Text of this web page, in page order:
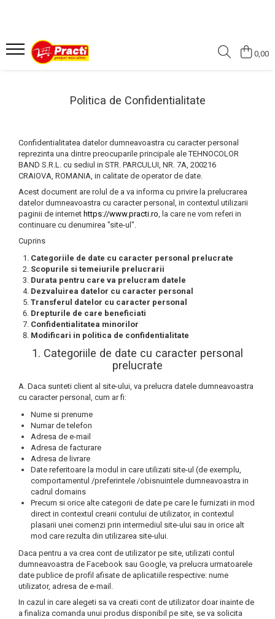
Casa si gradina
Aditiv pentru rufe
Detergent (rufe)
Detergent (vase)
Detergent covor, mocheta
Detergent curatare grasimi
Detergent desfundat tevi de
scurgere
Detergent masina de spalat vase
Detergent pardoseala
Detergent toaleta
Echipamente de curăţenie
Hartie igienica
Insecticide
Lavete de curatare
Mop
Parfum de camere
Produse de dezinfectare
Rola scame
Sac menajer
Servetel
Solutie de indepartat rugina si
calcar
Sanatate si cosmetica
Absorbant
Betisoare de urechi
Burete baie
Crema de fata
Crema de maini
Crema medicinala
Deodorante
Gel de dus
Gel, spuma de ras
Indepartarea parului
Ingrijirea buzei
Lotiune de corp
Pachete de cadouri
Pasta de dinti
Periuta de dinti
Produse pentru coafat
Produse pentru curatarea tenului
Sampon
Sapun lichid, sapun
Sare de baie
Tratament pentru par, conditioner
pentru par, masca de par
Vata demachianta
COMPANIE
Despre noi
0,00
Politica de Confidentialitate
Confidentialitatea datelor dumneavoastra cu caracter personal
reprezinta una dintre preocuparile principale ale TEHNOCOLOR
BAND S.R.L. cu sediul in STR. PARCULUI, NR. 7A, 200216
CRAIOVA, ROMANIA, in calitate de operator de date.
Acest document are rolul de a va informa cu privire la prelucrarea
datelor dumneavoastra cu caracter personal, in contextul utilizarii
paginii de internet https://www.practi.ro, la care ne vom referi in
continuare cu denumirea "site-ul".
Cuprins
Categoriile de date cu caracter personal prelucrate
Scopurile si temeiurile prelucrarii
Durata pentru care va prelucram datele
Dezvaluirea datelor cu caracter personal
Transferul datelor cu caracter personal
Drepturile de care beneficiati
Confidentialitatea minorilor
Modificari in politica de confidentialitate
1. Categoriile de date cu caracter personal
prelucrate
A. Daca sunteti client al site-ului, va prelucra datele dumneavoastra
cu caracter personal, cum ar fi:
Nume si prenume
Numar de telefon
Adresa de e-mail
Adresa de facturare
Adresa de livrare
Date referitoare la modul in care utilizati site-ul (de exemplu,
comportamentul /preferintele /obisnuintele dumneavoastra in
cadrul domains
Precum si orice alte categorii de date pe care le furnizati in mod
direct in contextul crearii contului de utilizator, in contextul
plasarii unei comenzi prin intermediul site-ului sau in orice alt
mod care rezulta din utilizarea site-ului.
Daca pentru a va crea cont de utilizator pe site, utilizati contul
dumneavoastra de Facebook sau Google, va prelucra urmatoarele
date publice de profil afisate de aplicatiile respective: nume
utilizator, adresa de e-mail.
In cazul in care alegeti sa va creati cont de utilizator doar inainte de
a finaliza comanda unui produs disponibil pe site, se va solicita